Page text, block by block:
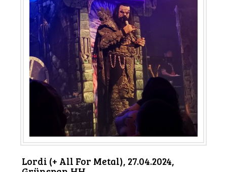
Lordi (+ All For Metal), 27.04.2024,